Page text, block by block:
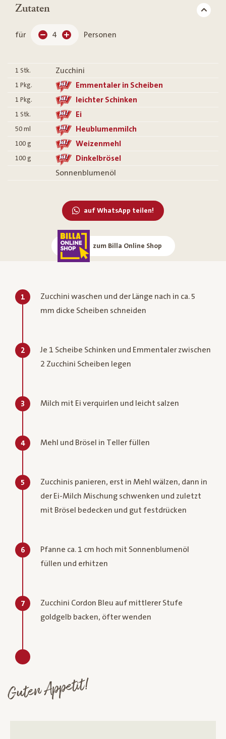
Zutaten
für 4 Personen
1 Stk. Zucchini
1 Pkg. Emmentaler in Scheiben
1 Pkg. leichter Schinken
1 Stk. Ei
50 ml Heublumenmilch
100 g Weizenmehl
100 g
Dinkelbrösel
Sonnenblumenöl
auf WhatsApp teilen!
zum Billa Online Shop
1
Zucchini waschen und der Länge nach in ca. 5
mm dicke Scheiben schneiden
2
Je 1 Scheibe Schinken und Emmentaler zwischen
2 Zucchini Scheiben legen
3 Milch mit Ei verquirlen und leicht salzen
4 Mehl und Brösel in Teller füllen
5
Zucchinis panieren, erst in Mehl wälzen, dann in
der Ei-Milch Mischung schwenken und zuletzt
mit Brösel bedecken und gut festdrücken
6
Pfanne ca. 1 cm hoch mit Sonnenblumenöl
füllen und erhitzen
7
Zucchini Cordon Bleu auf mittlerer Stufe
goldgelb backen, öfter wenden
Guten Appetit!